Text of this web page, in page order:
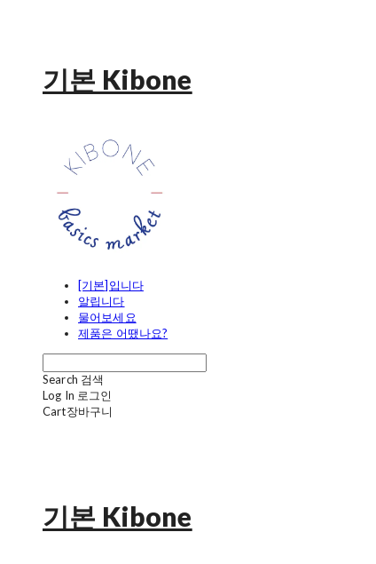
기본 Kibone
[기본]입니다
알립니다
물어보세요
제품은 어땠나요?
Search 검색
Log In 로그인
Cart장바구니
기본 Kibone